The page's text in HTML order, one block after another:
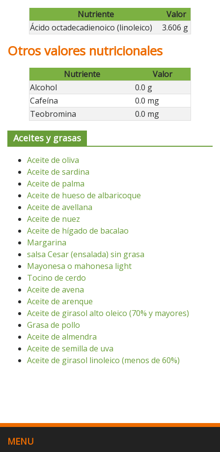
Nutriente
Valor
Ácido octadecadienoico (linoleico)
3.606 g
Otros valores nutricionales
Nutriente
Valor
Alcohol
0.0 g
Cafeína
0.0 mg
Teobromina
0.0 mg
Aceites y grasas
Aceite de oliva
Aceite de sardina
Aceite de palma
Aceite de hueso de albaricoque
Aceite de avellana
Aceite de nuez
Aceite de hígado de bacalao
Margarina
salsa Cesar (ensalada) sin grasa
Mayonesa o mahonesa light
Tocino de cerdo
Aceite de avena
Aceite de arenque
Aceite de girasol alto oleico (70% y mayores)
Grasa de pollo
Aceite de almendra
Aceite de semilla de uva
Aceite de girasol linoleico (menos de 60%)
MENU